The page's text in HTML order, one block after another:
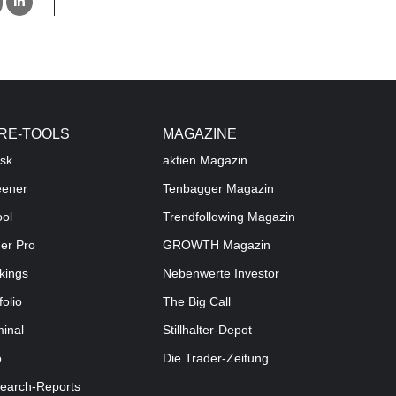
TOOLS
Pro
Reports
MAGAZINE
aktien Magazin
Tenbagger Magazin
Trendfollowing Magazin
GROWTH Magazin
Nebenwerte Investor
The Big Call
Stillhalter-Depot
Die Trader-Zeitung